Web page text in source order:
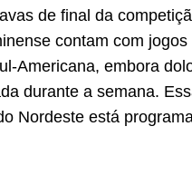
de final da
contam com
Americana, embora
durante a semana.
Nordeste está